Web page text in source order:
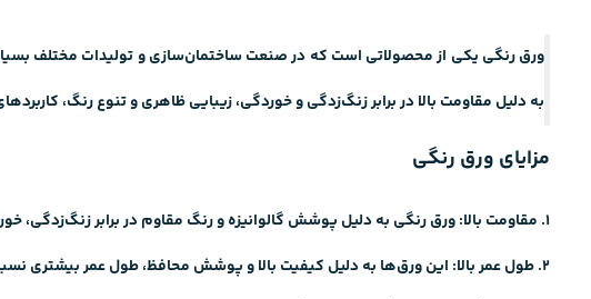
ورق رنگی یکی از محصولاتی است که در صنعت ساختمان‌سازی و تولیدات مختلف
به دلیل مقاومت بالا در برابر زنگ‌زدگی و خوردگی، زیبایی ظاهری و تنوع رنگ،
مزایای ورق رنگی
1. مقاومت بالا: ورق‌ رنگی به دلیل پوشش گالوانیزهو رنگ مقاوم در برابر زنگ‌زدگی،
2. طول عمر بالا: این ورق‌ها به دلیل کیفیت بالا و پوشش محافظ، طول عمر بیشتری نسبت به ورق‌های معمولی دارند.